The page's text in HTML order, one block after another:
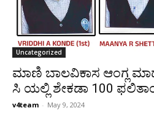
Uncategorized
ಮಾಣಿ ಬಾಲವಿಕಾಸ ಆಂಗ್ಲ
ಸಿ ಯಲ್ಲಿ ಶೇಕಡಾ 100
v4team - May 9, 2024